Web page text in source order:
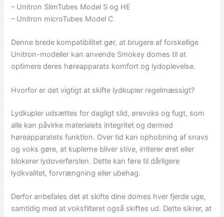
– Unitron SlimTubes Model S og HE
– Unitron microTubes Model C
Denne brede kompatibilitet gør, at brugere af forskellige
Unitron-modeller kan anvende Smokey domes til at
optimere deres høreapparats komfort og lydoplevelse.
Hvorfor er det vigtigt at skifte lydkupler regelmæssigt?
Lydkupler udsættes for dagligt slid, ørevoks og fugt, som
alle kan påvirke materialets integritet og dermed
høreapparatets funktion. Over tid kan ophobning af snavs
og voks gøre, at kuplerne bliver stive, irriterer øret eller
blokerer lydoverførslen. Dette kan føre til dårligere
lydkvalitet, forvrængning eller ubehag.
Derfor anbefales det at skifte dine domes hver fjerde uge,
samtidig med at voksfilteret også skiftes ud. Dette sikrer, at